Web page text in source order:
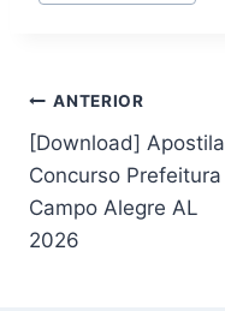
Navegação
de
Post
ANTERIOR
[Download] Apostila
Concurso Prefeitura
Campo Alegre AL
2026